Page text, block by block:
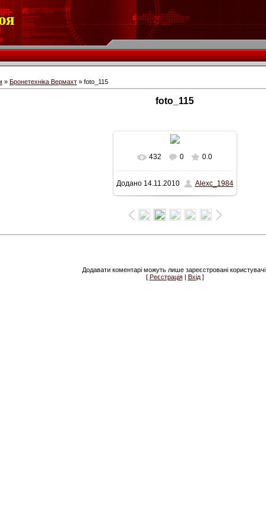
» Бронетехніка Вермахт » foto_115
foto_115
У реальному розмірі
600x401/ 35.5Kb
432 0 0.0
Додано14.11.2010 Alexc_1984
Додавати коментарі можуть лише зареєстровані користувачі.
[ Реєстрація| Вхід]